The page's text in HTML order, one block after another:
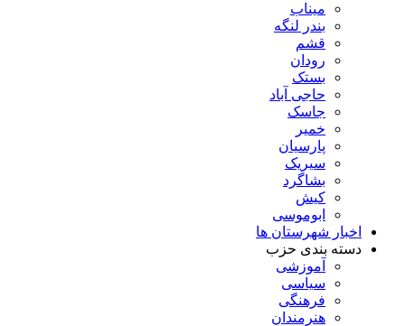
میناب
بندر لنگه
قشم
رودان
بستک
حاجی آباد
جاسک
خمیر
پارسیان
سیریک
بشاگرد
کیش
ابوموسی
اخبار شهرستان ها
دسته بندی حزب
آموزشی
سیاسی
فرهنگی
هنرمندان